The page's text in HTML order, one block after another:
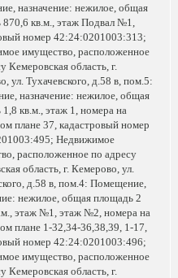
назначение: нежилое, общая
870,6 кв.м., этаж Подвал №1,
номер 42:24:0201003:313;
имущество, расположенное
Кемеровская область, г.
ул. Тухачевского, д.58 в, пом.5:
назначение: нежилое, общая
кв.м., этаж 1, номера на
плане 37, кадастровый номер
Недвижимое
расположенное по адресу
область, г. Кемерово, ул.
д.58 в, пом.4: Помещение,
нежилое, общая площадь 2
этаж №1, этаж №2, номера на
плане 1-32,34-36,38,39, 1-17,
номер 42:24:0201003:496;
имущество, расположенное
Кемеровская область, г.